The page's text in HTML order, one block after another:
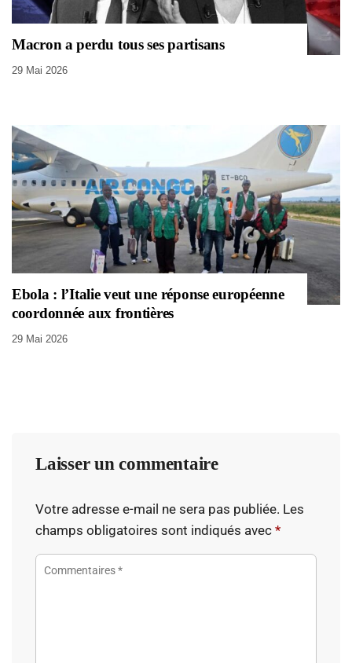
Macron a perdu tous ses partisans
29 Mai 2026
Ebola : l’Italie veut une réponse européenne
coordonnée aux frontières
29 Mai 2026
Laisser un commentaire
Votre adresse e-mail ne sera pas publiée. Les
champs obligatoires sont indiqués avec *